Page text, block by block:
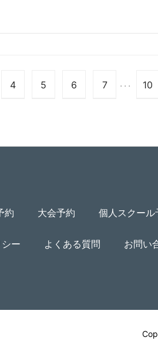
4 5 6 7 ... 10
約 大会予約 個人スクール
ー よくある質問 お問い